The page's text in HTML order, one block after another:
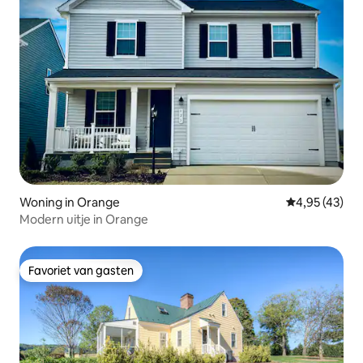
Woning in Orange Gemiddelde
4,95 (43)
Modern uitje in Orange
Favoriet van gasten
Favoriet van gasten